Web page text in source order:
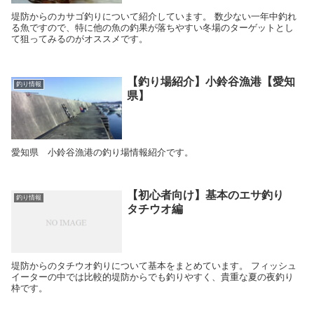
堤防からのカサゴ釣りについて紹介しています。 数少ない一年中釣れ
る魚ですので、特に他の魚の釣果が落ちやすい冬場のターゲットとし
て狙ってみるのがオススメです。
釣り情報
【釣り場紹介】小鈴谷漁港【愛知
県】
愛知県 小鈴谷漁港の釣り場情報紹介です。
釣り情報
【初心者向け】基本のエサ釣り
タチウオ編
堤防からのタチウオ釣りについて基本をまとめています。 フィッシュ
イーターの中では比較的堤防からでも釣りやすく、貴重な夏の夜釣り
枠です。